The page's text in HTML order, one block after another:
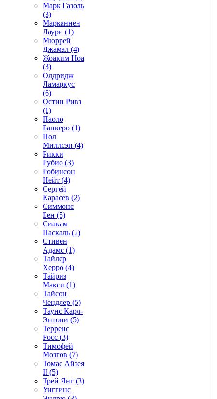
Марк Газоль
(3)
Марканнен
Лаури (1)
Мюррей
Джамал (4)
Жоаким Ноа
(3)
Олдридж
Ламаркус
(6)
Остин Ривз
(1)
Паоло
Банкеро (1)
Пол
Миллсэп (4)
Рикки
Рубио (3)
Робинсон
Нейт (4)
Сергей
Карасев (2)
Симмонс
Бен (5)
Сиакам
Паскаль (2)
Стивен
Адамс (1)
Тайлер
Херро (4)
Тайриз
Макси (1)
Тайсон
Чендлер (5)
Таунс Карл-
Энтони (5)
Терренс
Росс (3)
Тимофей
Мозгов (7)
Томас Айзея
II (5)
Трей Янг (3)
Уиггинс